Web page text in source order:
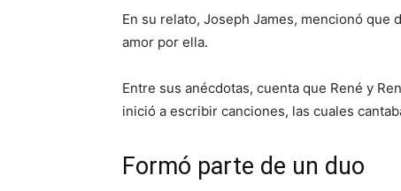
En su relato, Joseph James, mencionó que
amor por ella.
Entre sus anécdotas, cuenta que René y
inició a escribir canciones, las cuales
Formó parte de un duo